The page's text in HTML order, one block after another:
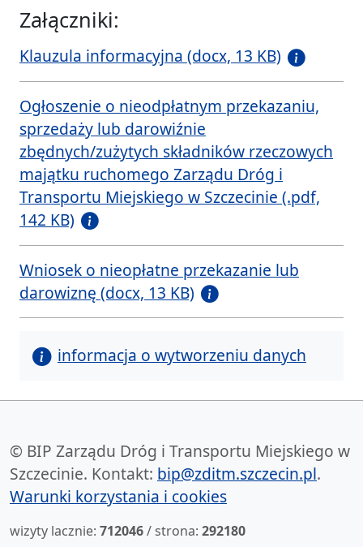
Załączniki:
Klauzula informacyjna (docx, 13 KB)
Ogłoszenie o nieodpłatnym przekazaniu,
sprzedaży lub darowiźnie
zbędnych/zużytych składników rzeczowych
majątku ruchomego Zarządu Dróg i
Transportu Miejskiego w Szczecinie (.pdf,
142 KB)
Wniosek o nieopłatne przekazanie lub
darowiznę (docx, 13 KB)
informacja o wytworzeniu danych
© BIP Zarządu Dróg i Transportu Miejskiego w
Szczecinie. Kontakt: bip@zditm.szczecin.pl.
Warunki korzystania i cookies
wizyty lacznie: 712046/ strona: 292180